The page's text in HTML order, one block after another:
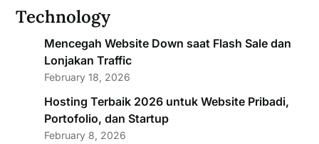
Technology
Mencegah Website Down saat Flash Sale dan
Lonjakan Traffic
February 18, 2026
Hosting Terbaik 2026 untuk Website Pribadi,
Portofolio, dan Startup
February 8, 2026